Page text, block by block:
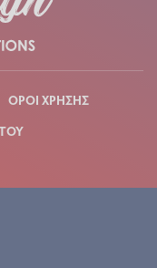
ΟΡΟΙ ΧΡΗΣΗΣ